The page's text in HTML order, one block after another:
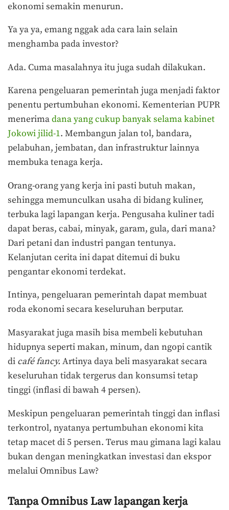
ekonomi semakin menurun.
Ya ya ya, emang nggak ada cara lain selain
menghamba pada investor?
Ada. Cuma masalahnya itu juga sudah dilakukan.
Karena pengeluaran pemerintah juga menjadi faktor
penentu pertumbuhan ekonomi. Kementerian PUPR
menerimadana yang cukup banyak selama kabinet
Jokowi jilid-1. Membangun jalan tol, bandara,
pelabuhan, jembatan, dan infrastruktur lainnya
membuka tenaga kerja.
Orang-orang yang kerja ini pasti butuh makan,
sehingga memunculkan usaha di bidang kuliner,
terbuka lagi lapangan kerja. Pengusaha kuliner tadi
dapat beras, cabai, minyak, garam, gula, dari mana?
Dari petani dan industri pangan tentunya.
Kelanjutan cerita ini dapat ditemui di buku
pengantar ekonomi terdekat.
Intinya, pengeluaran pemerintah dapat membuat
roda ekonomi secara keseluruhan berputar.
Masyarakat juga masih bisa membeli kebutuhan
hidupnya seperti makan, minum, dan ngopi cantik
di café fancy.Artinya daya beli masyarakat secara
keseluruhan tidak tergerus dan konsumsi tetap
tinggi (inflasi di bawah 4 persen).
Meskipun pengeluaran pemerintah tinggi dan inflasi
terkontrol, nyatanya pertumbuhan ekonomi kita
tetap macet di 5 persen. Terus mau gimana lagi kalau
bukan dengan meningkatkan investasi dan ekspor
melalui Omnibus Law?
Tanpa Omnibus Law lapangan kerja